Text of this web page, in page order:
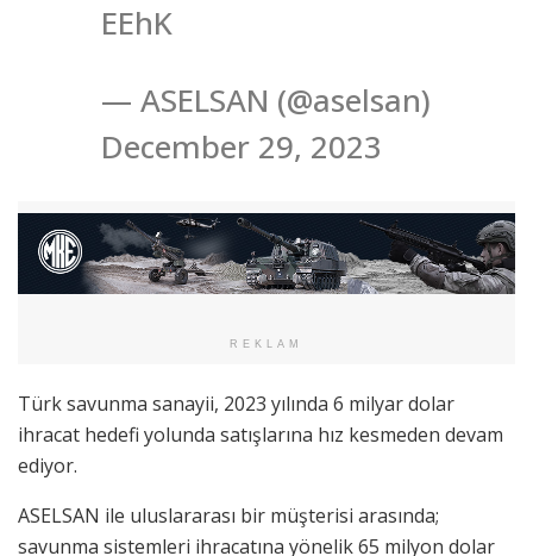
EEhK
— ASELSAN (@aselsan)
December 29, 2023
REKLAM
Türk savunma sanayii, 2023 yılında 6 milyar dolar
ihracat hedefi yolunda satışlarına hız kesmeden devam
ediyor.
ASELSAN ile uluslararası bir müşterisi arasında;
savunma sistemleri ihracatına yönelik 65 milyon dolar